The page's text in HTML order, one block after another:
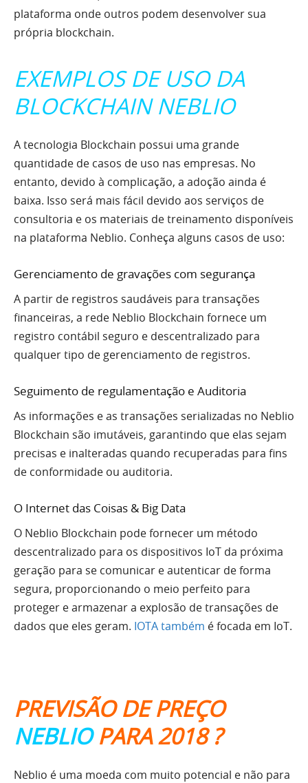
plataforma onde outros podem desenvolver sua
própria blockchain.
EXEMPLOS DE USO DA
BLOCKCHAIN NEBLIO
A tecnologia Blockchain possui uma grande
quantidade de casos de uso nas empresas. No
entanto, devido à complicação, a adoção ainda é
baixa. Isso será mais fácil devido aos serviços de
consultoria e os materiais de treinamento disponíveis
na plataforma Neblio. Conheça alguns casos de uso:
Gerenciamento de gravações com segurança
A partir de registros saudáveis para transações
financeiras, a rede Neblio Blockchain fornece um
registro contábil seguro e descentralizado para
qualquer tipo de gerenciamento de registros.
Seguimento de regulamentação e Auditoria
As informações e as transações serializadas no Neblio
Blockchain são imutáveis, garantindo que elas sejam
precisas e inalteradas quando recuperadas para fins
de conformidade ou auditoria.
O Internet das Coisas & Big Data
O Neblio Blockchain pode fornecer um método
descentralizado para os dispositivos IoT da próxima
geração para se comunicar e autenticar de forma
segura, proporcionando o meio perfeito para
proteger e armazenar a explosão de transações de
dados que eles geram. IOTA também é focada em IoT.
PREVISÃO DE PREÇO
NEBLIOPARA 2018 ?
Neblio é uma moeda com muito potencial e não para